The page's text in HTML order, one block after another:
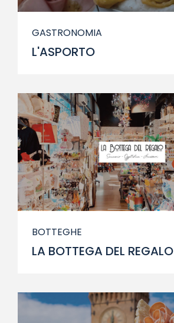
GASTRONOMIA
L'ASPORTO
BOTTEGHE
LA BOTTEGA DEL REGALO